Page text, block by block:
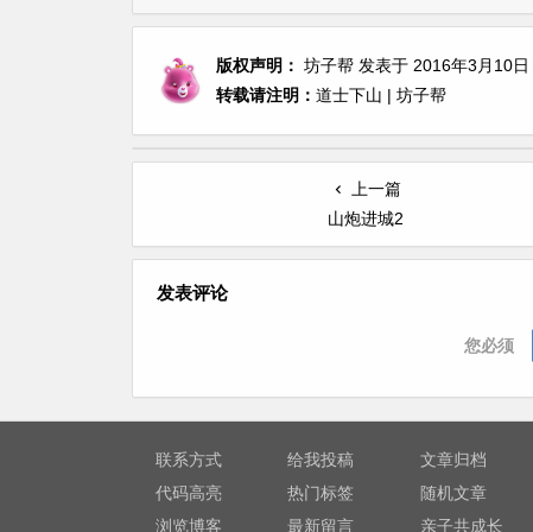
版权声明： 坊子帮 发表于 2016年3月10日
转载请注明： 道士下山 | 坊子帮
上一篇
山炮进城2
发表评论
您必须
联系方式 给我投稿
文章归档
代码高亮
热门标签
随机文章
浏览博客
最新留言 亲子共成长